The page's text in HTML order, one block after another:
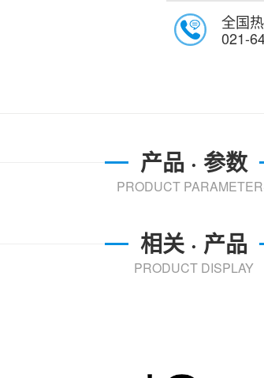
全国
021-
产品 · 参数
PRODUCT
相关 · 产品
PRODUCT DISPLAY